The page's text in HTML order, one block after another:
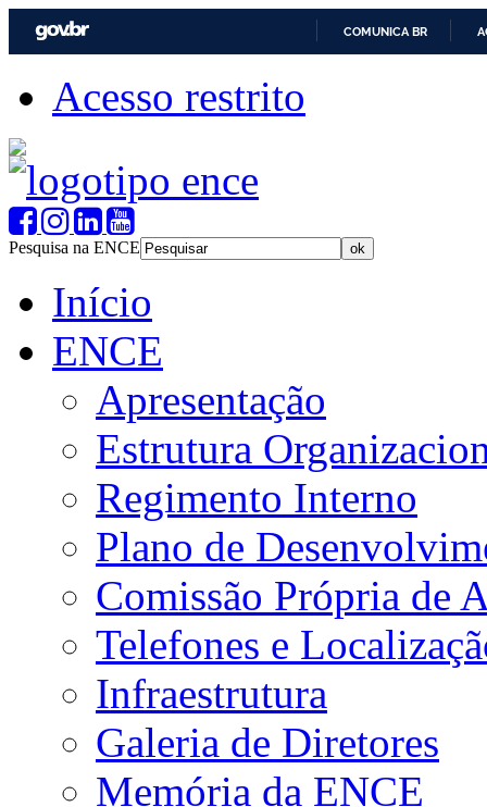
COMUNICA BR
Acesso restrito
Pesquisa na ENCE
Início
ENCE
Apresentação
Estrutura
Regimento Interno
Plano de
Comissão Própria de
Telefones e
Infraestrutura
Galeria de Diretores
Memória da ENCE